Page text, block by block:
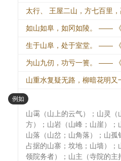
太行、 王屋二山，方七百里
如山如阜，如冈如陵。 —— 《
生于山阜，处于室堂。 —— 《
为山九仞，功亏一篑。 —— 《
山重水复疑无路，柳暗花明
例如 ：
山霭（山上的云气）；山灵
方）；山岩（山峰；山崖）；
山落（山岔；山角落）；山
占据的山寨；坟地；山墙）；
领院务者）；山主（寺院的